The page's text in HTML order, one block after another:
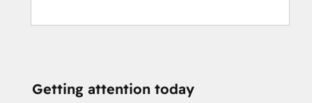
Getting attention today